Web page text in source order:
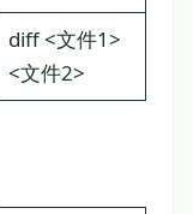
diff <文件1>
<文件2>